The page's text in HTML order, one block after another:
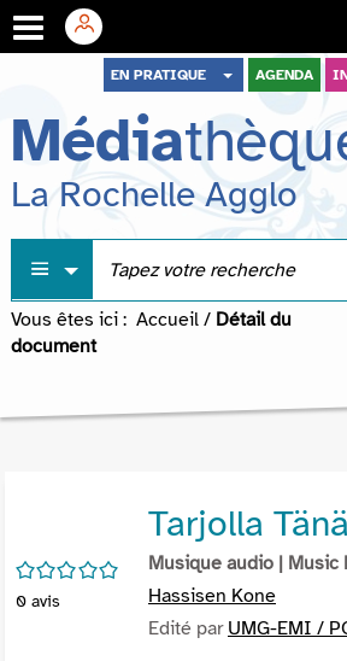
menu
contenu
recherche
EN PRATIQUE AGENDA
Média
La Rochelle Agglo
Vous êtes ici : Accueil / Détail du
document
/5
0 avis
Tarjolla
Musique audio | Music
Hassisen Kone
Edité par UMG-EMI /